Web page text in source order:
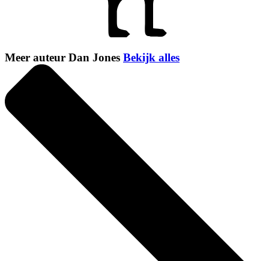
Meer auteur Dan Jones Bekijk alles